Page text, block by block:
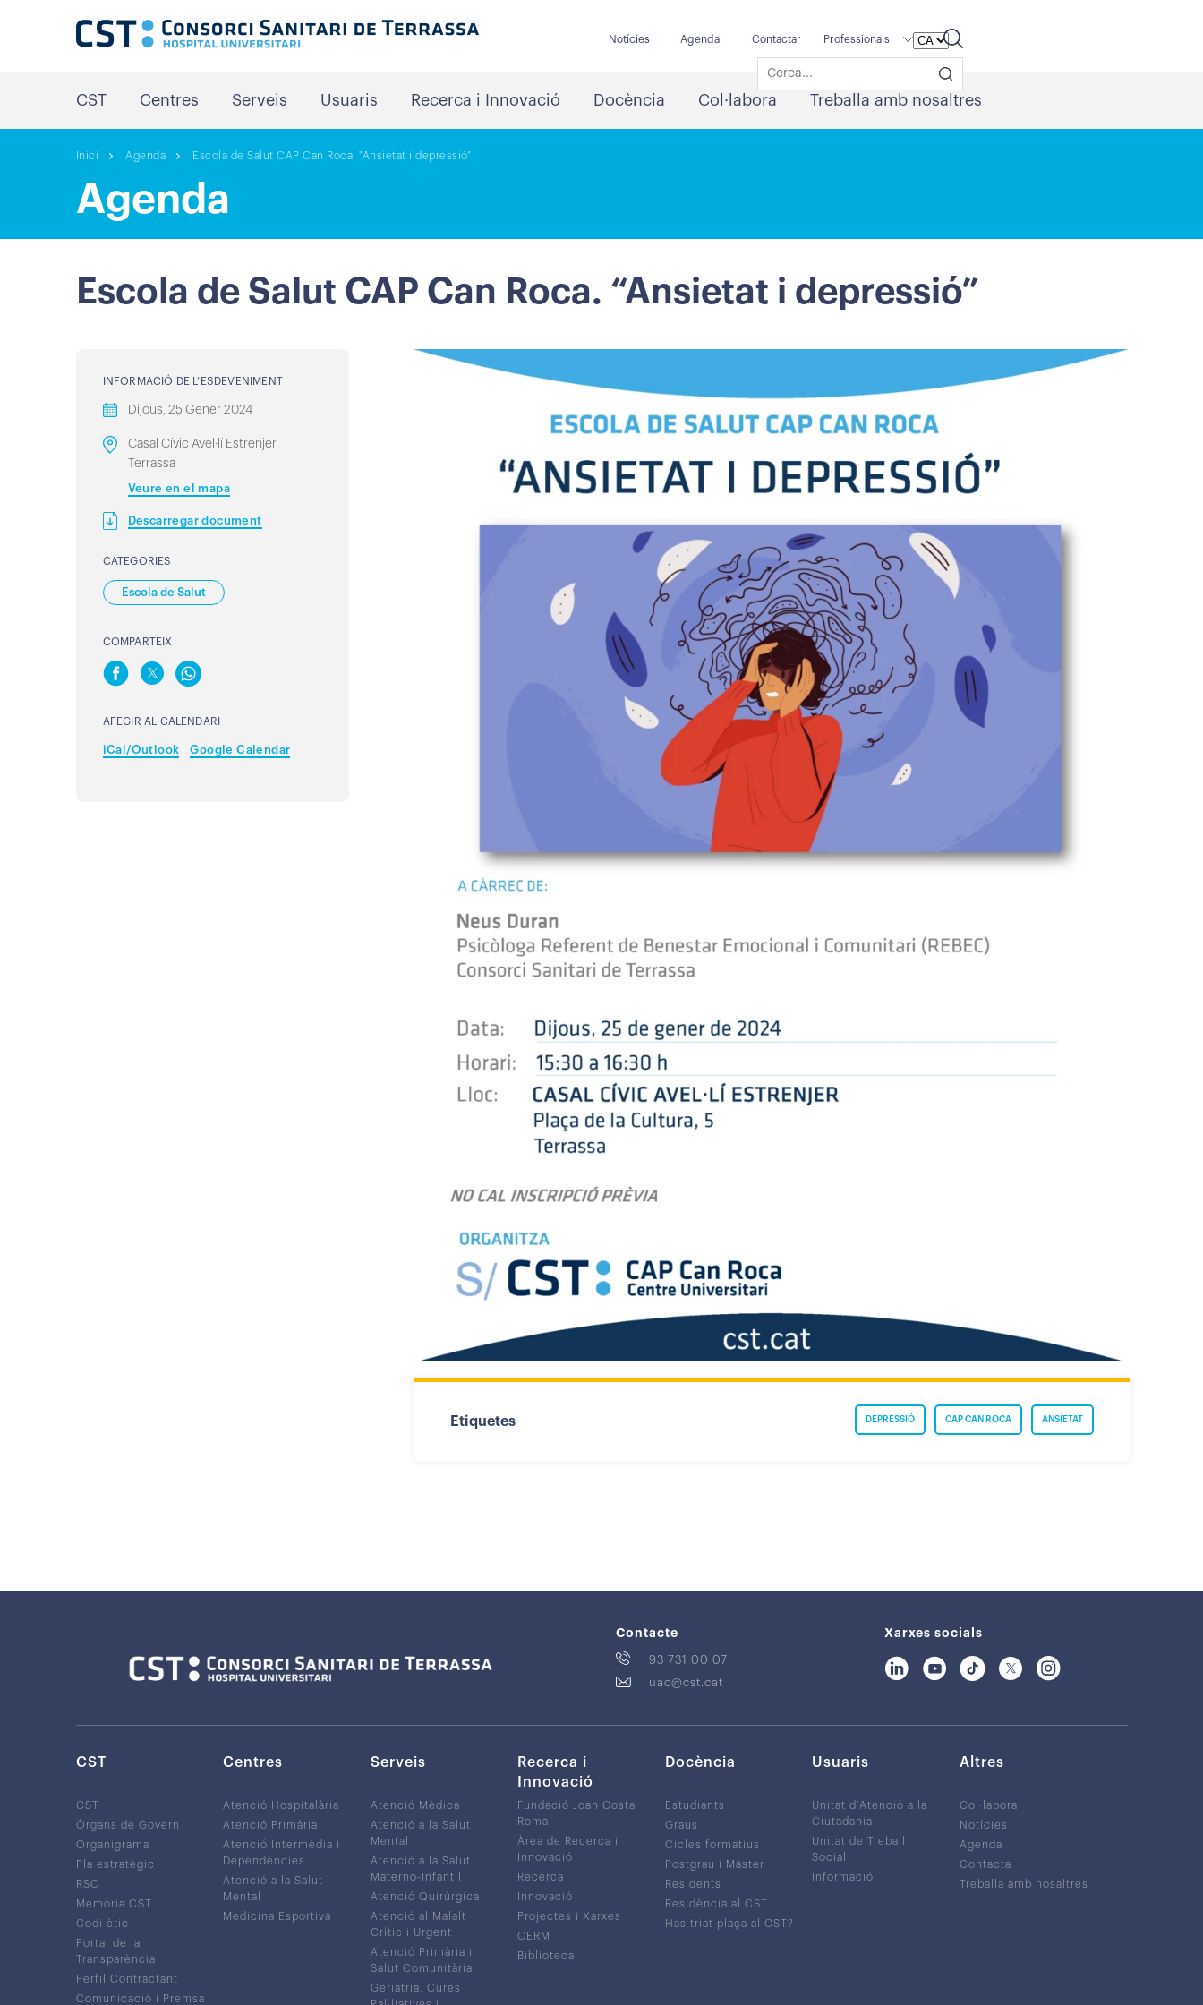
Notícies Agenda Contactar Professionals
CST Centres Serveis Usuaris Recerca i Innovació Docència Col·labora Treballa amb nosaltres
Inici Agenda Escola de Salut CAP Can Roca. "Ansietat i depressió"
Agenda
Escola de Salut CAP Can Roca. “Ansietat i depressió”
INFORMACIÓ DE L’ESDEVENIMENT
Dijous, 25 Gener 2024
Casal Cívic Avel·lí Estrenjer.
Terrassa
Veure en el mapa
Descarregar document
CATEGORIES
Escola de Salut
COMPARTEIX
AFEGIR AL CALENDARI
iCal/Outlook Google Calendar
Etiquetes ANSIETAT
CAP CAN ROCA
DEPRESSIÓ
Contacte
93 731 00 07
uac@cst.cat
Xarxes socials
CST
CST
Òrgans de Govern
Organigrama
Pla estratègic
RSC
Memòria CST
Codi ètic
Portal de la
Transparència
Perfil Contractant
Comunicació i Premsa
Centres
Atenció Hospitalària
Atenció Primària
Atenció Intermèdia i
Dependències
Atenció a la Salut
Mental
Medicina Esportiva
Serveis
Atenció Mèdica
Atenció a la Salut
Mental
Atenció a la Salut
Materno-Infantil
Atenció Quirúrgica
Atenció al Malalt
Crític i Urgent
Atenció Primària i
Salut Comunitària
Geriatria, Cures
Recerca i
Innovació
Fundació Joan Costa
Roma
Àrea de Recerca i
Innovació
Recerca
Innovació
Projectes i Xarxes
CERM
Biblioteca
Docència
Estudiants
Graus
Cicles formatius
Postgrau i Màster
Residents
Residència al CST
Has triat plaça al CST?
Usuaris
Unitat d’Atenció a la
Ciutadania
Unitat de Treball
Social
Informació
Altres
Col·labora
Notícies
Agenda
Contacta
Treballa amb nosaltres